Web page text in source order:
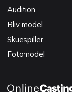
Audition
Bliv model
Skuespiller
Fotomodel